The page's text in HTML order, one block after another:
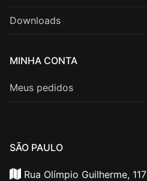
Downloads
MINHA CONTA
Meus pedidos
SÃO PAULO
Rua Olímpio Guilherme, 117